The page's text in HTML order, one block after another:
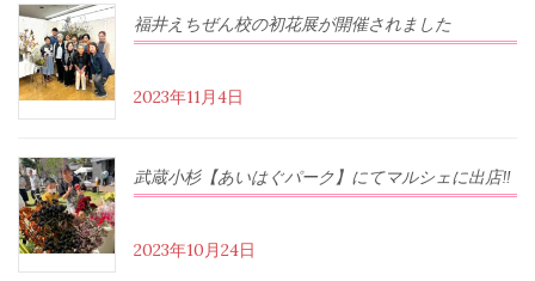
福井えちぜん校の初花展が開催されました
2023年11月4日
武蔵小杉【あいはぐパーク】にてマルシェに出店‼︎
2023年10月24日